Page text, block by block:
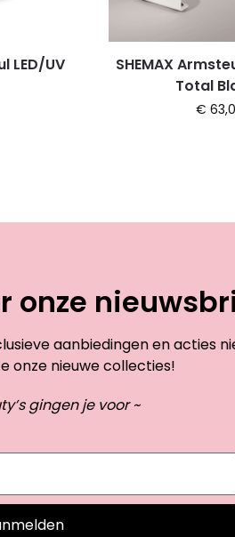
LED/UV
SHEMAX
Total
€
onze
aanbiedingen en acties
onze nieuwe collecties!
gingen je voor ~